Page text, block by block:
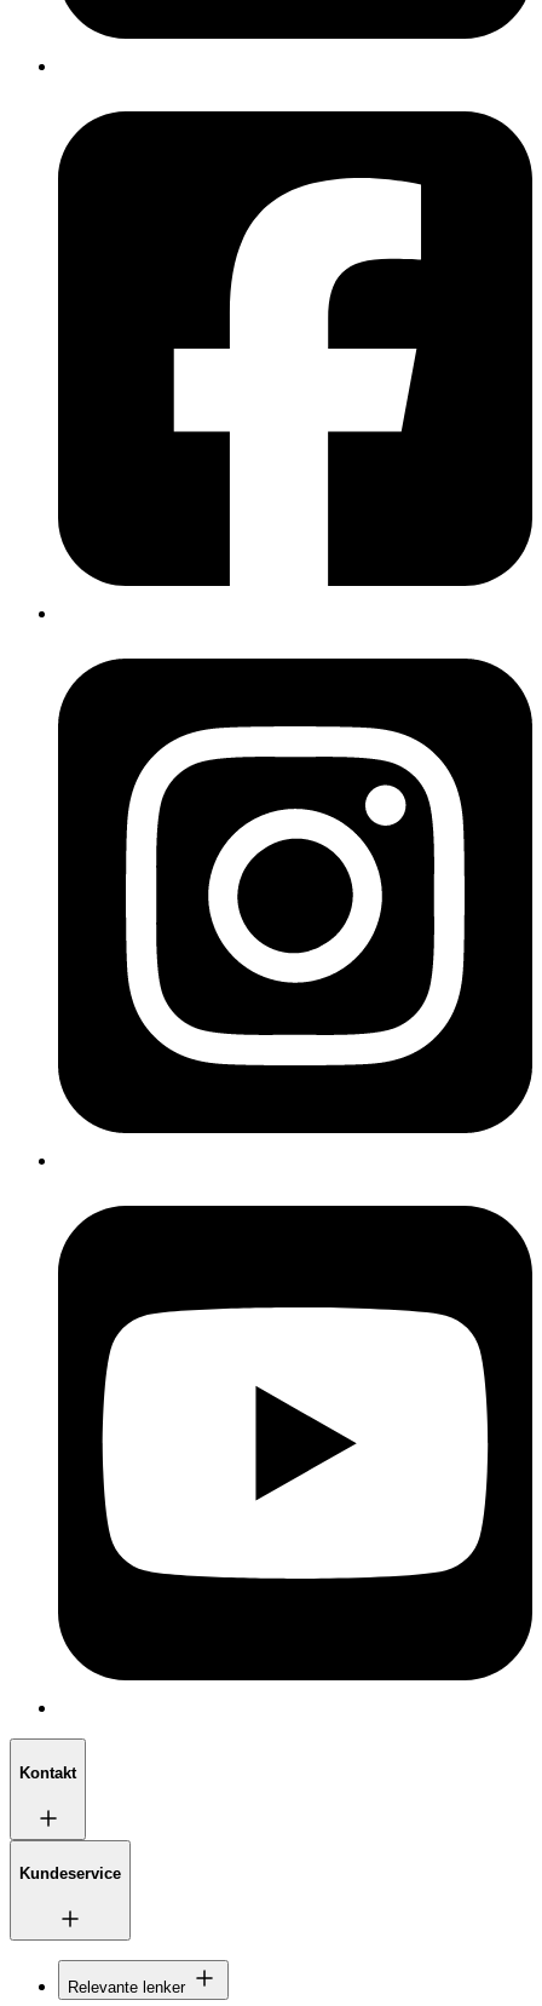
Kontakt
Kundeservice
Relevante lenker